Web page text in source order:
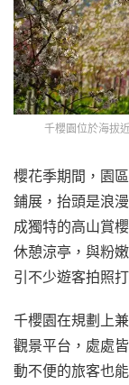
千櫻園位於海拔
櫻花季期間，園
鋪展，抬頭是浪
成獨特的高山賞
休憩涼亭，與粉
引不少遊客拍照打
千櫻園在規劃上
觀景平台，處處
動不便的旅客也